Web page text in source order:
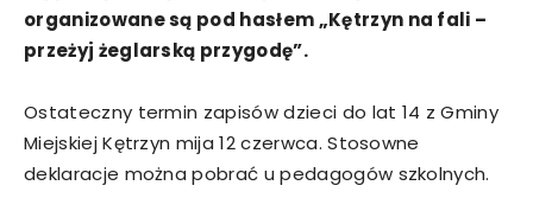
organizowane są pod hasłem „Kętrzyn na fali –
przeżyj żeglarską przygodę”.
Ostateczny termin zapisów dzieci do lat 14 z Gminy
Miejskiej Kętrzyn mija 12 czerwca. Stosowne
deklaracje można pobrać u pedagogów szkolnych.